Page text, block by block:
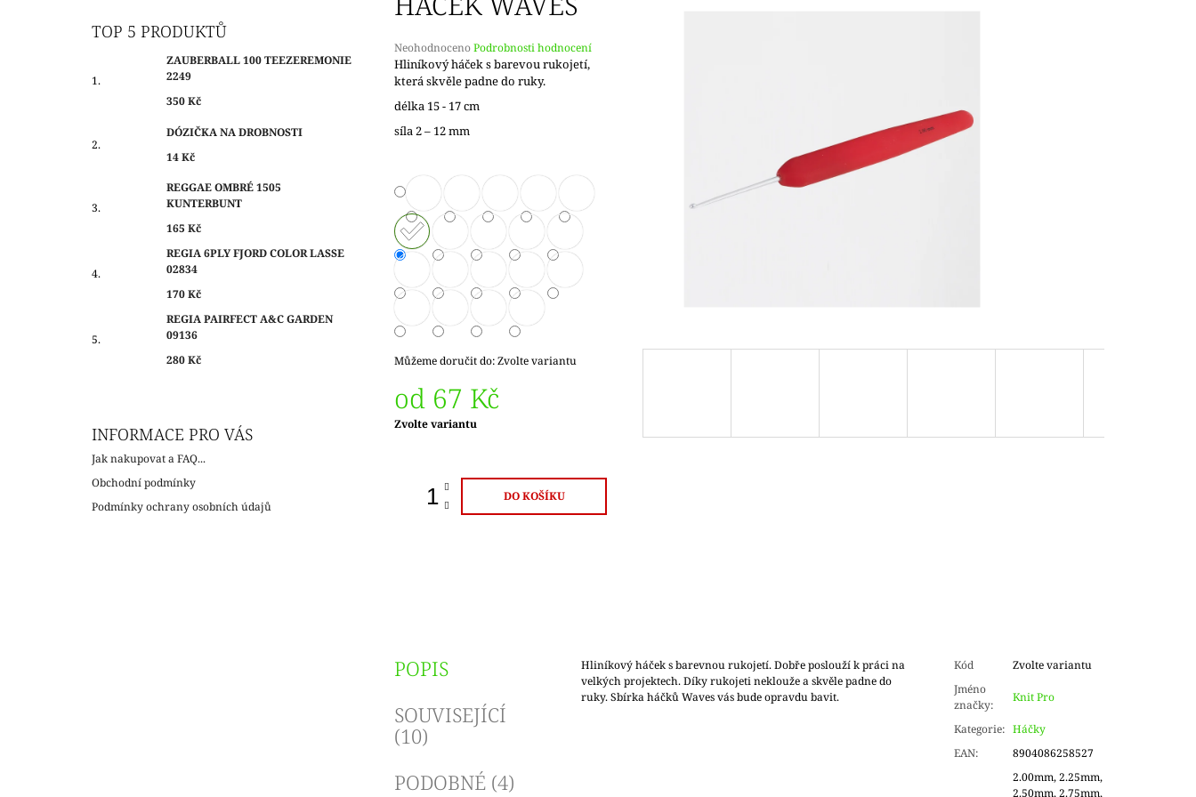
TOP 5 PRODUKTŮ
ZAUBERBALL 100 TEEZEREMONIE
2249
350 Kč
DÓZIČKA NA DROBNOSTI
14 Kč
REGGAE OMBRÉ 1505
KUNTERBUNT
165 Kč
REGIA 6PLY FJORD COLOR LASSE
02834
170 Kč
REGIA PAIRFECT A&C GARDEN
09136
280 Kč
INFORMACE PRO VÁS
Jak nakupovat a FAQ...
Obchodní podmínky
Podmínky ochrany osobních údajů
Průměrné
hodnocení
produktu
0,0
z
NeohodnocenoPodrobnosti hodnocení
Hliníkový háček s barevou rukojetí,
která skvěle padne do ruky.
délka 15 - 17 cm
síla 2 – 12 mm
Můžeme doručit do:Zvolte variantu
od 67 Kč
Měrná
Zvolte variantu
DO KOŠÍKU
POPIS
SOUVISEJÍCÍ
(10)
PODOBNÉ (4)
Hliníkový háček s barevnou rukojetí. Dobře poslouží k práci na
velkých projektech. Díky rukojeti neklouže a skvěle padne do
ruky. Sbírka háčků Waves vás bude opravdu bavit.
Kód
Zvolte variantu
Jméno
značky:
Knit Pro
Kategorie: Háčky
EAN: 8904086258527
2.00mm, 2.25mm,
2.50mm, 2.75mm,